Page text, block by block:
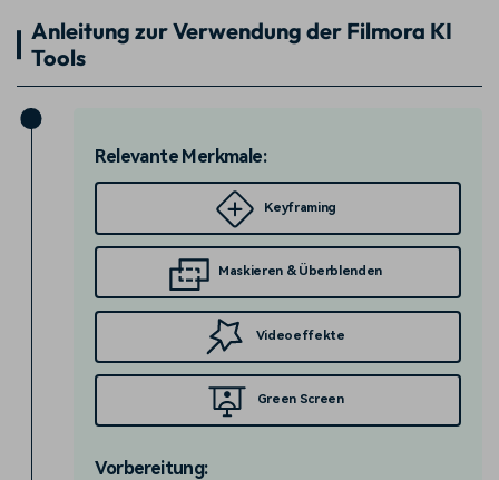
Anleitung zur Verwendung der Filmora KI
Tools
Relevante Merkmale:
Keyframing
Maskieren & Überblenden
Videoeffekte
Green Screen
Vorbereitung: